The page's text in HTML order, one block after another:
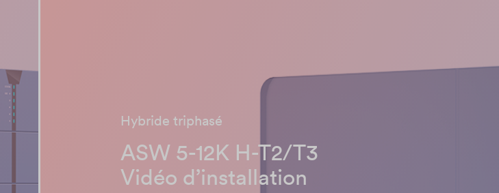
Hybride triphasé
ASW 5-12K H-T2/T3
Vidéo d’installation